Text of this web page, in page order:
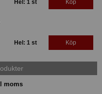
Hel: 1 st Köp
Hel: 1 st Köp
moms